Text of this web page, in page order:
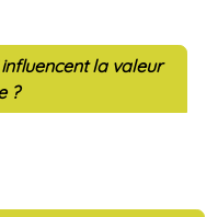
la valeur
?